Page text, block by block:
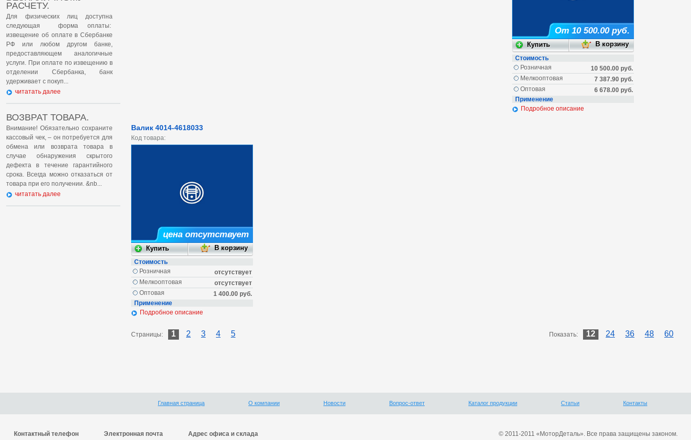
РАСЧЕТУ.
Для физических лиц доступна
следующая форма оплаты:
извещение об оплате в Сбербанке
РФ или любом другом банке,
предоставляющем аналогичные
услуги. При оплате по извещению в
отделении Сбербанка, банк
удерживает с покуп...
читатать далее
ВОЗВРАТ ТОВАРА.
Внимание! Обязательно сохраните
кассовый чек, – он потребуется для
обмена или возврата товара в
случае обнаружения скрытого
дефекта в течение гарантийного
срока. Всегда можно отказаться от
товара при его получении. &nb...
читатать далее
От 10 500.00 руб.
Стоимость
10 500.00 руб.
Розничная
7 387.90 руб.
Мелкооптовая
6 678.00 руб.
Оптовая
Применение
Подробное описание
Валик 4014-4618033
Код товара:
цена отсутствует
Стоимость
отсутствует
Розничная
отсутствует
Мелкооптовая
1 400.00 руб.
Оптовая
Применение
Подробное описание
Страницы: 1 2 3 4 5 Показать: 12 24 36 48 60
Главная страница О компании Новости Вопрос-ответ Каталог продукции Статьи Контакты
© 2011-2011 «МоторДеталь». Все права защищены законом.
Контактный телефон
Электронная почта
Адрес офиса и склада